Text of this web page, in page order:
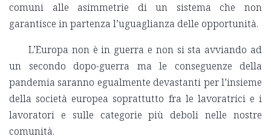
comuni alle asimmetrie di un sistema che non
garantisce in partenza l’uguaglianza delle opportunità.
L’Europa non è in guerra e non si sta avviando ad
un secondo dopo-guerra ma le conseguenze della
pandemia saranno egualmente devastanti per l’insieme
della società europea soprattutto fra le lavoratrici e i
lavoratori e sulle categorie più deboli nelle nostre
comunità.